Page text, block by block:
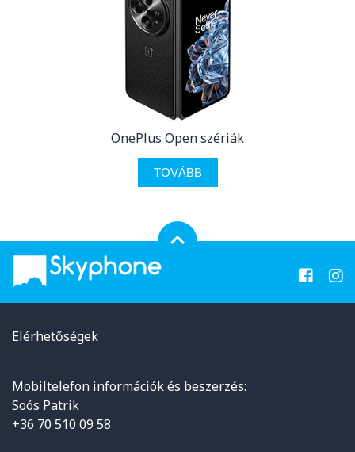
OnePlus Open szériák
TOVÁBB
Elérhetőségek
Mobiltelefon információk és beszerzés:
Soós Patrik
+36 70 510 09 58